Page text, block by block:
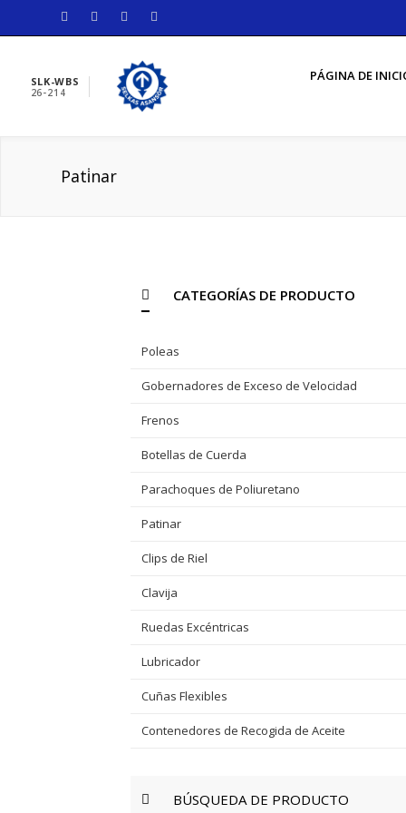
SLK-WBS
26-214
PÁGINA DE
Pati̇nar
CATEGORÍAS DE PRODUCTO
Poleas
Gobernadores de Exceso de Velocidad
Frenos
Botellas de Cuerda
Parachoques de Poliuretano
Patinar
Clips de Riel
Clavija
Ruedas Excéntricas
Lubricador
Cuñas Flexibles
Contenedores de Recogida de Aceite
BÚSQUEDA DE PRODUCTO